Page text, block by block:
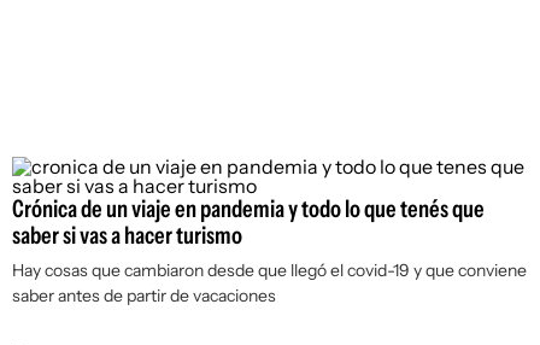
Crónica de un viaje en pandemia y todo lo que tenés que
saber si vas a hacer turismo
Hay cosas que cambiaron desde que llegó el covid-19 y que conviene
saber antes de partir de vacaciones